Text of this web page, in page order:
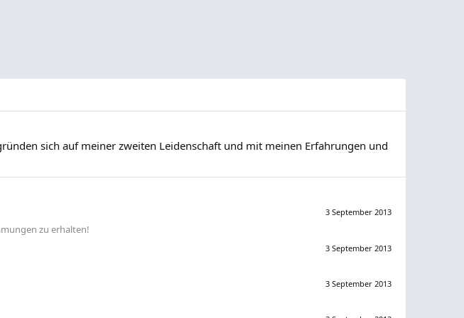
sich auf meiner zweiten Leidenschaft und mit meinen Erfahrungen und
3 September 2013
zu erhalten!
3 September 2013
3 September 2013